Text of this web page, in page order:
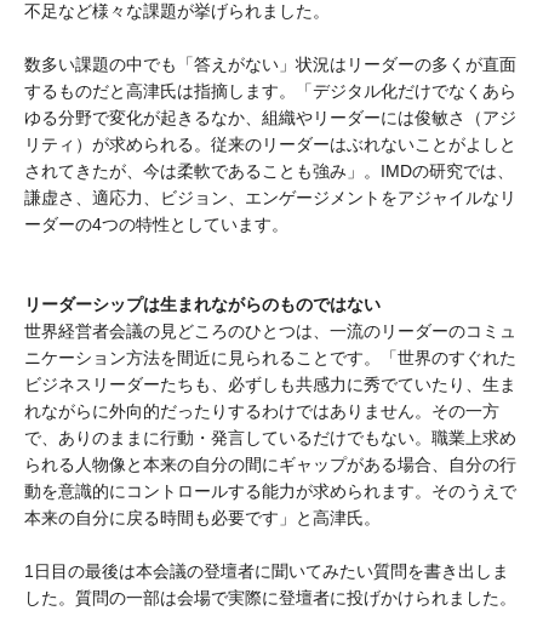
不足など様々な課題が挙げられました。
数多い課題の中でも「答えがない」状況はリーダーの多くが直面
するものだと高津氏は指摘します。「デジタル化だけでなくあら
ゆる分野で変化が起きるなか、組織やリーダーには俊敏さ（アジ
リティ）が求められる。従来のリーダーはぶれないことがよしと
されてきたが、今は柔軟であることも強み」。IMDの研究では、
謙虚さ、適応力、ビジョン、エンゲージメントをアジャイルなリ
ーダーの4つの特性としています。
リーダーシップは生まれながらのものではない
世界経営者会議の見どころのひとつは、一流のリーダーのコミュ
ニケーション方法を間近に見られることです。「世界のすぐれた
ビジネスリーダーたちも、必ずしも共感力に秀でていたり、生ま
れながらに外向的だったりするわけではありません。その一方
で、ありのままに行動・発言しているだけでもない。職業上求め
られる人物像と本来の自分の間にギャップがある場合、自分の行
動を意識的にコントロールする能力が求められます。そのうえで
本来の自分に戻る時間も必要です」と高津氏。
1日目の最後は本会議の登壇者に聞いてみたい質問を書き出しま
した。質問の一部は会場で実際に登壇者に投げかけられました。